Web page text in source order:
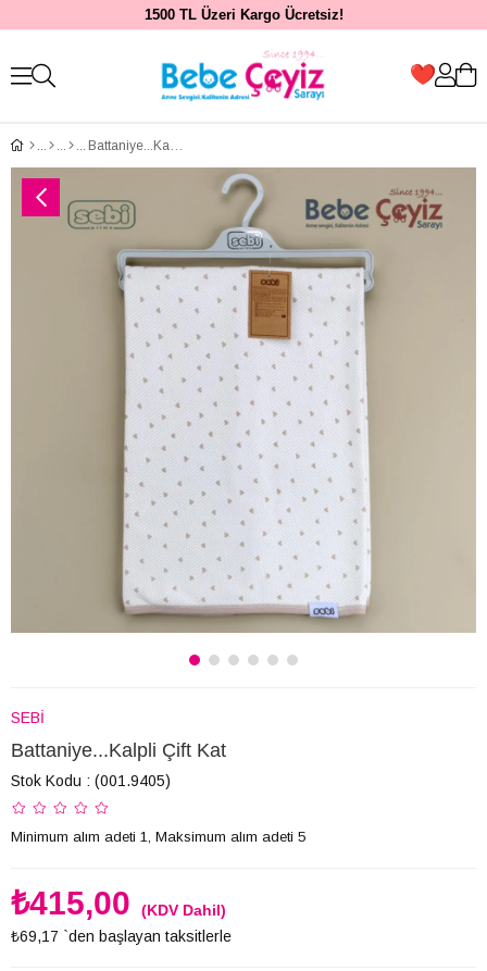
1500 TL Üzeri Kargo Ücretsiz!
Battaniye...Kalpli Çift Kat
SEBİ
Battaniye...Kalpli Çift Kat
Stok Kodu (001.9405)
Minimum alım adeti 1, Maksimum alım adeti 5
₺415,00
(KDV Dahil)
₺69,17 `den başlayan taksitlerle